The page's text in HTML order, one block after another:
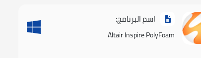
اسم البرنامج:
Altair Inspire PolyFoam